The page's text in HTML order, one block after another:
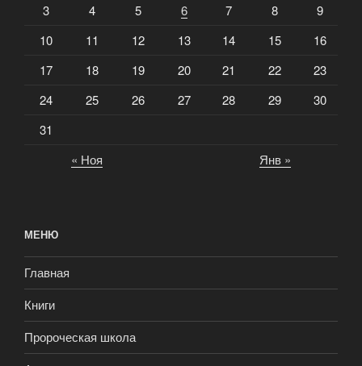
3
4 5 6 7 8
9
10
11 12 13 14 15
16
17
18 19 20 21 22
23
24
25 26 27 28 29
30
31
« Ноя
Янв »
МЕНЮ
Главная
Книги
Пророческая школа